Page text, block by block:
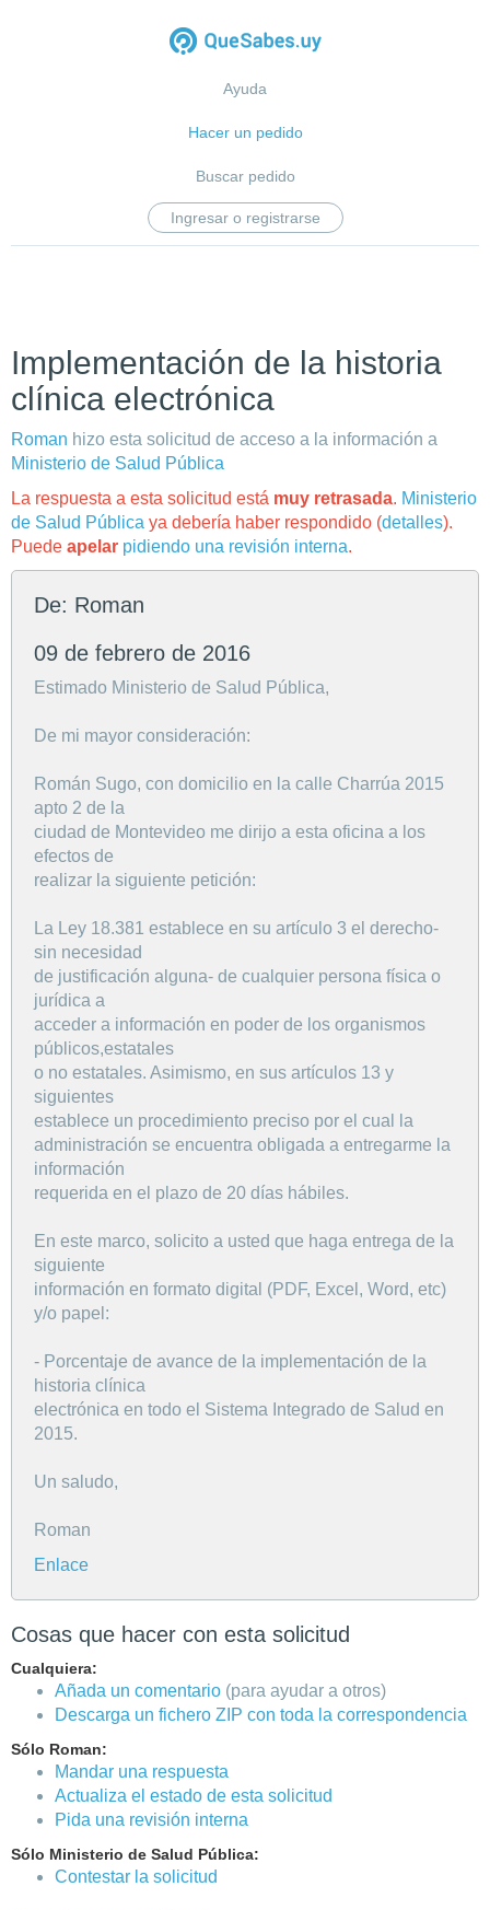
Ayuda
Hacer un pedido
Buscar pedido
Ingresar o registrarse
Implementación de la historia
clínica electrónica
Roman hizo esta solicitud de acceso a la información a
Ministerio de Salud Pública
La respuesta a esta solicitud está muy retrasada. Ministerio
de Salud Pública ya debería haber respondido (detalles).
Puede apelar pidiendo una revisión interna.
De: Roman
09 de febrero de 2016
Estimado Ministerio de Salud Pública,
De mi mayor consideración:
Román Sugo, con domicilio en la calle Charrúa 2015
apto 2 de la
ciudad de Montevideo me dirijo a esta oficina a los
efectos de
realizar la siguiente petición:
La Ley 18.381 establece en su artículo 3 el derecho-
sin necesidad
de justificación alguna- de cualquier persona física o
jurídica a
acceder a información en poder de los organismos
públicos,estatales
o no estatales. Asimismo, en sus artículos 13 y
siguientes
establece un procedimiento preciso por el cual la
administración se encuentra obligada a entregarme la
información
requerida en el plazo de 20 días hábiles.
En este marco, solicito a usted que haga entrega de la
siguiente
información en formato digital (PDF, Excel, Word, etc)
y/o papel:
- Porcentaje de avance de la implementación de la
historia clínica
electrónica en todo el Sistema Integrado de Salud en
2015.
Un saludo,
Roman
Enlace
Cosas que hacer con esta solicitud
Cualquiera:
Añada un comentario (para ayudar a otros)
Descarga un fichero ZIP con toda la correspondencia
Sólo Roman:
Mandar una respuesta
Actualiza el estado de esta solicitud
Pida una revisión interna
Sólo Ministerio de Salud Pública:
Contestar la solicitud